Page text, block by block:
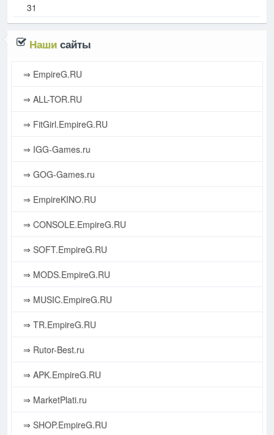
31
Наши сайты
⇒ EmpireG.RU
⇒ ALL-TOR.RU
⇒ FitGirl.EmpireG.RU
⇒ IGG-Games.ru
⇒ GOG-Games.ru
⇒ EmpireKINO.RU
⇒ CONSOLE.EmpireG.RU
⇒ SOFT.EmpireG.RU
⇒ MODS.EmpireG.RU
⇒ MUSIC.EmpireG.RU
⇒ TR.EmpireG.RU
⇒ Rutor-Best.ru
⇒ APK.EmpireG.RU
⇒ MarketPlati.ru
⇒ SHOP.EmpireG.RU